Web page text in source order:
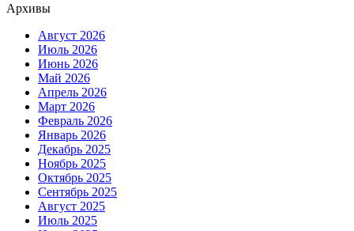
Архивы
Август 2026
Июль 2026
Июнь 2026
Май 2026
Апрель 2026
Март 2026
Февраль 2026
Январь 2026
Декабрь 2025
Ноябрь 2025
Октябрь 2025
Сентябрь 2025
Август 2025
Июль 2025